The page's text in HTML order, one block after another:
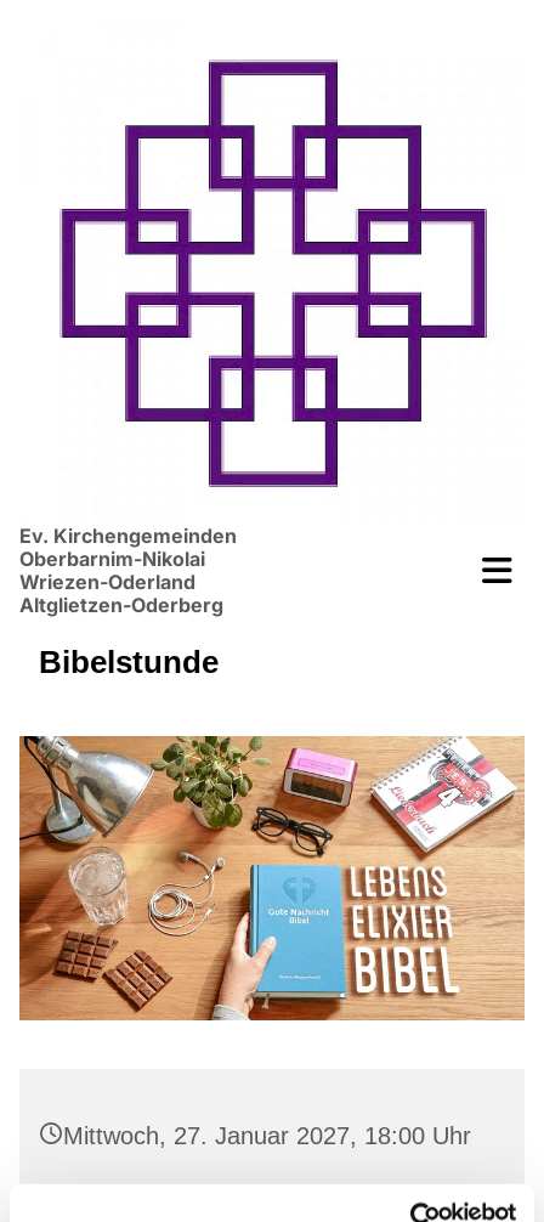
Ev. Kirchengemeinden
Oberbarnim-Nikolai
Wriezen-Oderland
Altglietzen-Oderberg
Bibelstunde
Mittwoch, 27. Januar 2027, 18:00 Uhr